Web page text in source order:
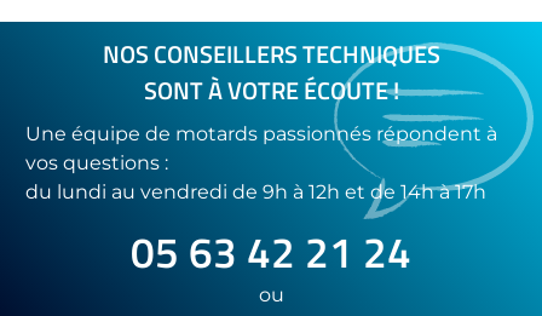
NOS CONSEILLERS TECHNIQUES
SONT À VOTRE ÉCOUTE !
Une équipe de motards passionnés répondent à
vos questions :
du lundi au vendredi de 9h à 12h et de 14h à 17h
05 63 42 21 24
ou